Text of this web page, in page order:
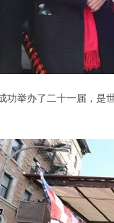
功举办了二十一届，是